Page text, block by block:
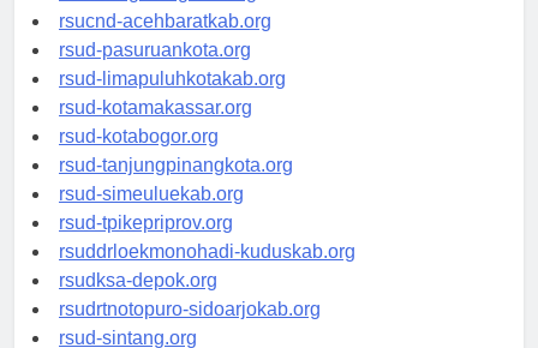
rsud-tangerangkota.org
rsucnd-acehbaratkab.org
rsud-pasuruankota.org
rsud-limapuluhkotakab.org
rsud-kotamakassar.org
rsud-kotabogor.org
rsud-tanjungpinangkota.org
rsud-simeuluekab.org
rsud-tpikepriprov.org
rsuddrloekmonohadi-kuduskab.org
rsudksa-depok.org
rsudrtnotopuro-sidoarjokab.org